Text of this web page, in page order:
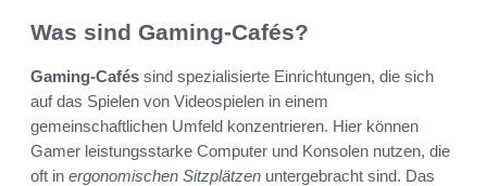
Was sind Gaming-Cafés?
Gaming-Cafés sind spezialisierte Einrichtungen, die sich
auf das Spielen von Videospielen in einem
gemeinschaftlichen Umfeld konzentrieren. Hier können
Gamer leistungsstarke Computer und Konsolen nutzen, die
oft in ergonomischen Sitzplätzen untergebracht sind. Das